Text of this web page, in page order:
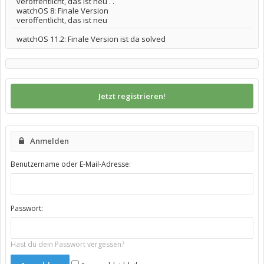
watchOS 8: Finale Version
veröffentlicht, das ist neu
watchOS 11.2: Finale Version ist da solved
Jetzt registrieren!
Anmelden
Benutzername oder E-Mail-Adresse:
Passwort:
Hast du dein Passwort vergessen?